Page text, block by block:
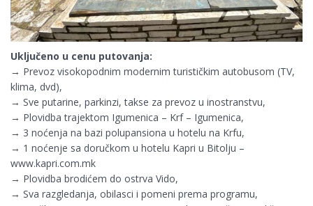
Uključeno u cenu putovanja:
→ Prevoz visokopodnim modernim turističkim autobusom (TV,
klima, dvd),
→ Sve putarine, parkinzi, takse za prevoz u inostranstvu,
→ Plovidba trajektom Igumenica – Krf – Igumenica,
→ 3 noćenja na bazi polupansiona u hotelu na Krfu,
→ 1 noćenje sa doručkom u hotelu Kapri u Bitolju –
www.kapri.com.mk
→ Plovidba brodićem do ostrva Vido,
→ Sva razgledanja, obilasci i pomeni prema programu,